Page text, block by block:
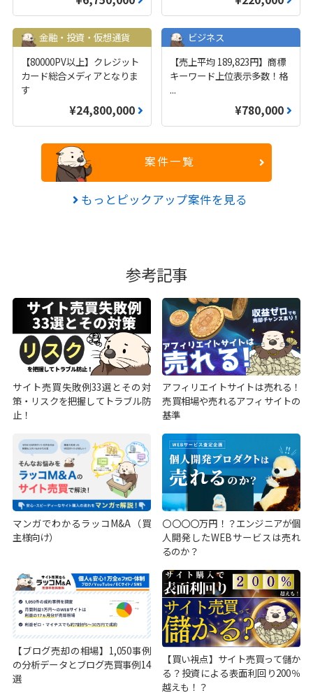
金融・投資・仮想通貨
【80000PV以上】クレジット
カード総合メディアとなりま
す
¥24,800,000
ビジネス
【売上平均 189,823円】商標
キーワード上位表示多数！格
...
¥780,000
案件一覧
もっとピックアップ案件を見る
参考記事
サイト売買失敗例33選とその対
策・リスクを把握してトラブル防
止！
アフィリエイトサイトは売れる！
売買相場や売れるアフィサイトの
基準
マンガでわかるラッコM&A（買
主様向け）
〇〇〇〇万円！？エンジニアが個
人開発したWEBサービスは売れ
るのか？
【ブログ売却の相場】1,050事例
の分析データとブログ売買事例14
選
【買い視点】サイト売買って儲か
る？投資による表面利回り200％
越えも！？